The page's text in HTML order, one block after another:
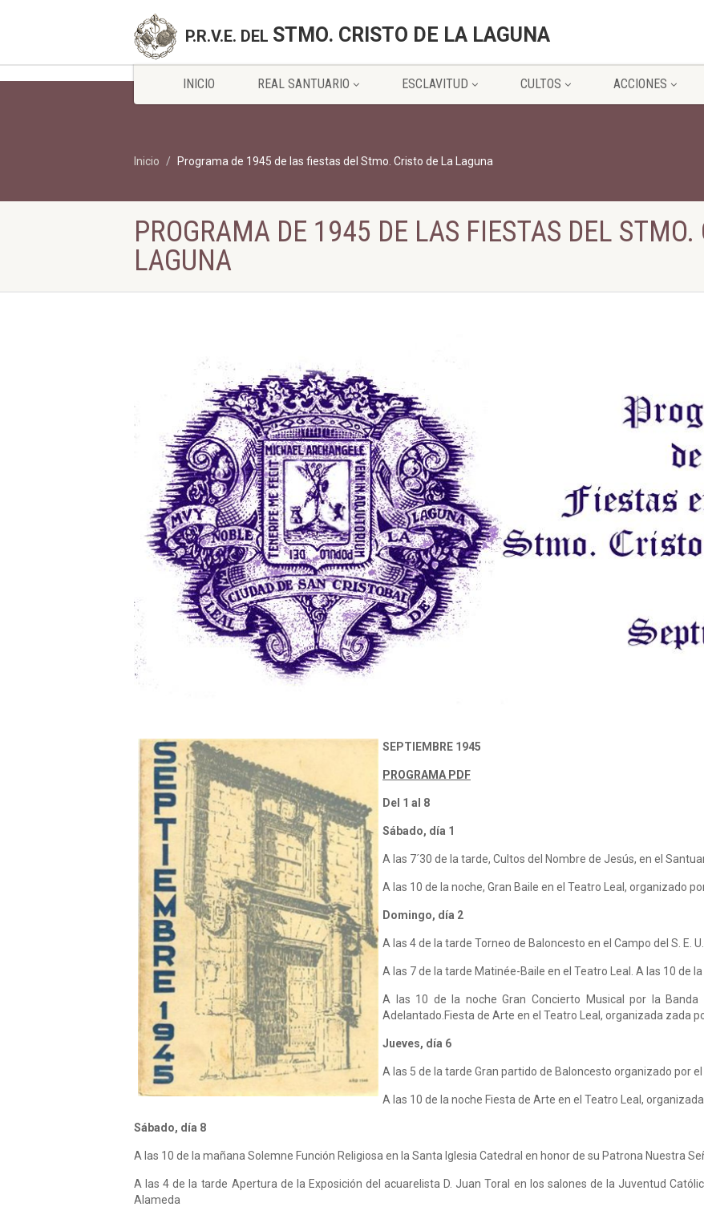
P.R.V.E. DEL STMO. CRISTO DE LA LAGUNA
INICIO REAL SANTUARIO ESCLAVITUD CULTOS ACCIONES
Inicio Programa de 1945 de las fiestas del Stmo. Cristo de La Laguna
PROGRAMA DE 1945 DE LAS FIESTAS DEL STMO.
LAGUNA
SEPTIEMBRE 1945
PROGRAMA PDF
Del 1 al 8
Sábado, día 1
A las 7´30 de la tarde, Cultos del Nombre de Jesús, en el
A las 10 de la noche, Gran Baile en el Teatro Leal, organizado
Domingo, día 2
A las 4 de la tarde Torneo de Baloncesto en el Campo del S. E.
A las 7 de la tarde Matinée-Baile en el Teatro Leal. A las 10 de
A las 10 de la noche Gran Concierto Musical por la
Adelantado.Fiesta de Arte en el Teatro Leal, organizada zada
Jueves, día 6
A las 5 de la tarde Gran partido de Baloncesto organizado por el
A las 10 de la noche Fiesta de Arte en el Teatro Leal,
Sábado, día 8
A las 10 de la mañana Solemne Función Religiosa en la Santa Iglesia Catedral en honor de su Patrona Nuestra
A las 4 de la tarde Apertura de la Exposición del acuarelista D. Juan Toral en los salones de la Juventud
Alameda